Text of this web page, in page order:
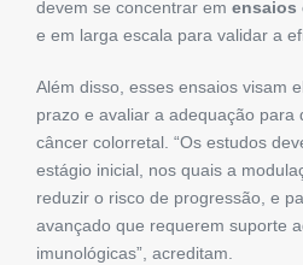
devem se concentrar em ensaios
e em larga escala para validar a
Além disso, esses ensaios visam
prazo e avaliar a adequação para
câncer colorretal. “Os estudos
estágio inicial, nos quais a
reduzir o risco de progressão, e
avançado que requerem suporte
imunológicas”, acreditam.